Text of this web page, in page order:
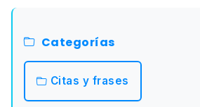
Categorías
Citas y frases